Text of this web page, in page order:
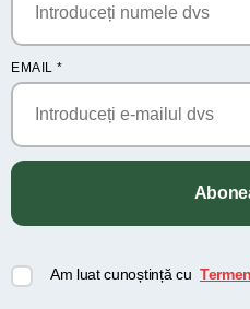
EMAIL *
Am luat cunoștință cu